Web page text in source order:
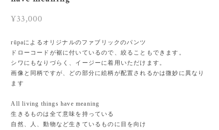
¥33,000
rūpaによるオリジナルのファブリックのパンツ
ドローコードが裾に付いているので、絞ることもできます。
シワにもなりづらく、イージーに着用いただけます。
画像と同柄ですが、どの部分に絵柄が配置されるかは微妙に異なり
ます
All living things have meaning
生きるものは全て意味を持っている
自然、人、動物など生きているものに目を向け